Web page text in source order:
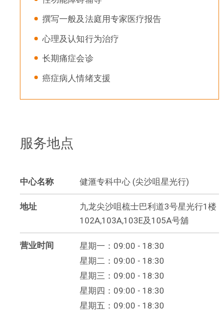
撰写一般及法庭用专家医疗报告
心理及认知行为治疗
长期痛症会诊
癌症病人情绪支援
服务地点
中心名称 健滙专科中心 (尖沙咀星光行)
地址
九龙尖沙咀梳士巴利道3号星光行1楼
102A,103A,103E及105A号舖
营业时间
星期一：09:00 - 18:30
星期二：09:00 - 18:30
星期三：09:00 - 18:30
星期四：09:00 - 18:30
星期五：09:00 - 18:30